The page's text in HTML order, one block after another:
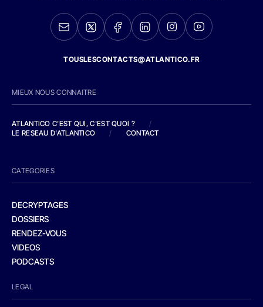
TOUSLESCONTACTS@ATLANTICO.FR
MIEUX NOUS CONNAITRE
ATLANTICO C'EST QUI, C'EST QUOI ?
/
LE RESEAU D'ATLANTICO
/ CONTACT
CATEGORIES
DECRYPTAGES
DOSSIERS
RENDEZ-VOUS
VIDEOS
PODCASTS
LEGAL